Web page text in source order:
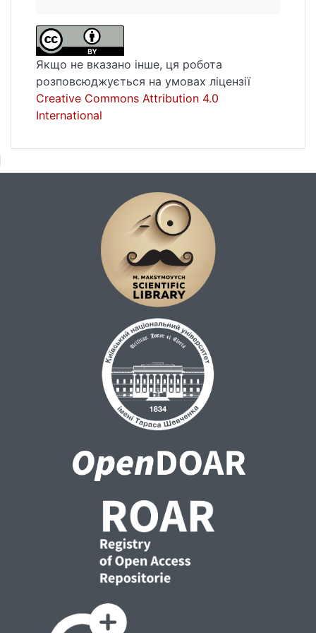
Якщо не вказано інше, ця робота
розповсюджується на умовах ліцензії
Creative Commons Attribution 4.0
International